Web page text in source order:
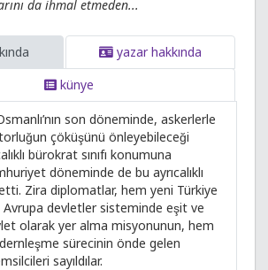
da ihmal etmeden...
yazar hakkında
künye
son döneminde, askerlerle
çöküşünü önleyebileceği
bürokrat sınıfı konumuna
döneminde de bu ayrıcalıklı
Zira diplomatlar, hem yeni Türkiye
Avrupa devletler sisteminde eşit ve
olarak yer alma misyonunun, hem
sürecinin önde gelen
sayıldılar.